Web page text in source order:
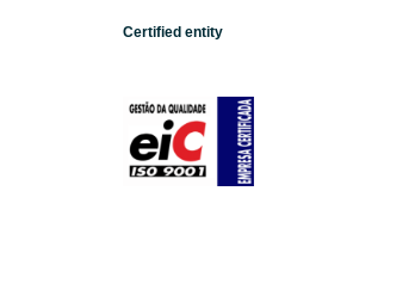
Certified entity